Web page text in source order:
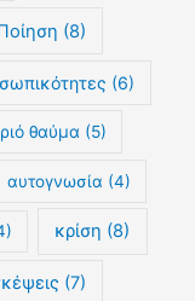
(8)
(6)
θαύμα (5)
αυτογνωσία (4)
κρίση (8)
(7)